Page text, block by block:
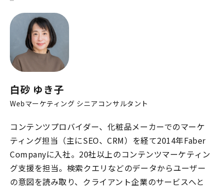
白砂 ゆき子
Webマーケティング シニアコンサルタント
コンテンツプロバイダー、化粧品メーカーでのマーケ
ティング担当（主にSEO、CRM）を経て2014年Faber
Companyに入社。20社以上のコンテンツマーケティン
グ支援を担当。検索クエリなどのデータからユーザー
の意図を読み取り、クライアント企業のサービスへと